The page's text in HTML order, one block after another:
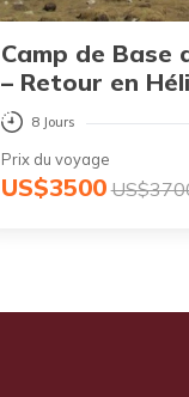
Camp de Base
– Retour en
8 Jours
Prix du voyage
US$3500